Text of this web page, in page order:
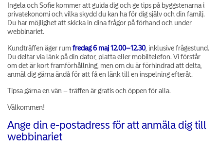
Ingela och Sofie kommer att guida dig och ge tips på byggstenarna i
privatekonomi och vilka skydd du kan ha för dig själv och din familj.
Du har möjlighet att skicka in dina frågor på förhand och under
webbinariet.
Kundträffen äger rumfredag 6 maj 12.00–12.30, inklusive frågestund.
Du deltar via länk på din dator, platta eller mobiltelefon. Vi förstår
om det är kort framförhållning, men om du är förhindrad att delta,
anmäl dig gärna ändå för att få en länk till en inspelning efteråt.
Tipsa gärna en vän – träffen är gratis och öppen för alla.
Välkommen!
Ange din e-postadress för att anmäla dig till
webbinariet